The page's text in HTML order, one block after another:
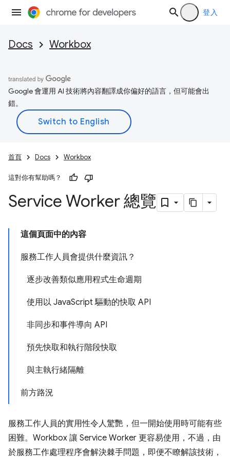
登入
Docs Workbox
Google 會運用 AI 技術將內容翻譯成你偏好的語言，但可能會出
錯。
首頁 Docs Workbox
這對你有幫助嗎？
Service Worker 總覽
這個頁面中的內容
服務工作人員會提供什麼資訊？
逐步改善類似應用程式生命週期
使用以 JavaScript 驅動的快取 API
非同步和事件導向 API
預先快取和執行階段快取
與主執行緒隔離
前方路況
服務工作人員的實用性令人驚艷，但一開始使用時可能有些
困難。Workbox 讓 Service Worker 更容易使用，不過，由
於服務工作處理程序會解決棘手問題，即便不瞭解該技術，